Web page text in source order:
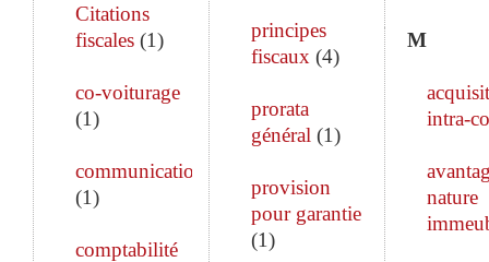
Citations
fiscales (1)
co-voiturage
(1)
communication
(1)
comptabilité
principes
fiscaux (4)
prorata
général (1)
provision
pour garantie
(1)
M
intra-
nature